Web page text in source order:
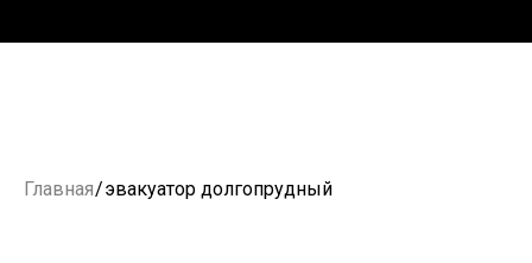
Главная/эвакуатор долгопрудный